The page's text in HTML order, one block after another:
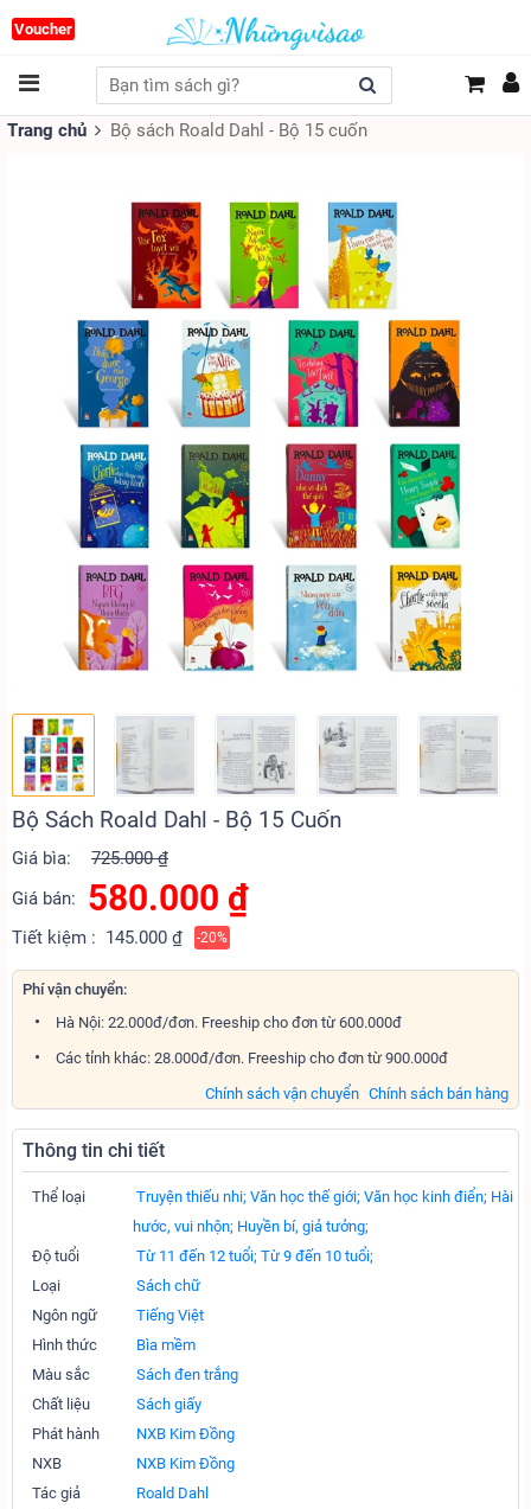
Voucher
Trang chủ Bộ sách Roald Dahl - Bộ 15 cuốn
Bộ Sách Roald Dahl - Bộ 15 Cuốn
Giá bìa:
725.000 ₫
Giá bán:
580.000 ₫
Tiết kiệm : 145.000 ₫ -20%
Phí vận chuyển:
Hà Nội: 22.000đ/đơn. Freeship cho đơn từ 600.000đ
Các tỉnh khác: 28.000đ/đơn. Freeship cho đơn từ 900.000đ
Chính sách bán hàng
Chính sách vận chuyển
Thông tin chi tiết
Thể loại Truyện thiếu nhi; Văn học thế giới; Văn học kinh điển; Hài
hước, vui nhộn; Huyền bí, giả tưởng;
Độ tuổi
Từ 11 đến 12 tuổi; Từ 9 đến 10 tuổi;
Loại
Sách chữ
Ngôn ngữ
Tiếng Việt
Hình thức
Bìa mềm
Màu sắc
Sách đen trắng
Chất liệu
Sách giấy
Phát hành
NXB Kim Đồng
NXB
NXB Kim Đồng
Tác giả
Roald Dahl